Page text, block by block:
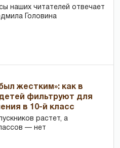
наших читателей отвечает
Головина
жестким»: как в
фильтруют для
в 10-й класс
растет, а
— нет